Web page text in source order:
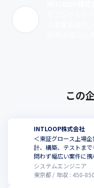
この
INTLOOP株式会社
＜東証グロース上場
計、構築、テストま
問わず幅広い案件に
システムエンジニア
東京都
年収 : 450-850